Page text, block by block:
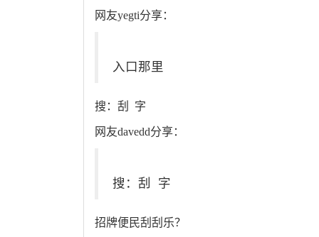
网友yegti分享：
入口那里
搜：刮 字
网友davedd分享：
搜：刮 字
招牌便民刮刮乐？